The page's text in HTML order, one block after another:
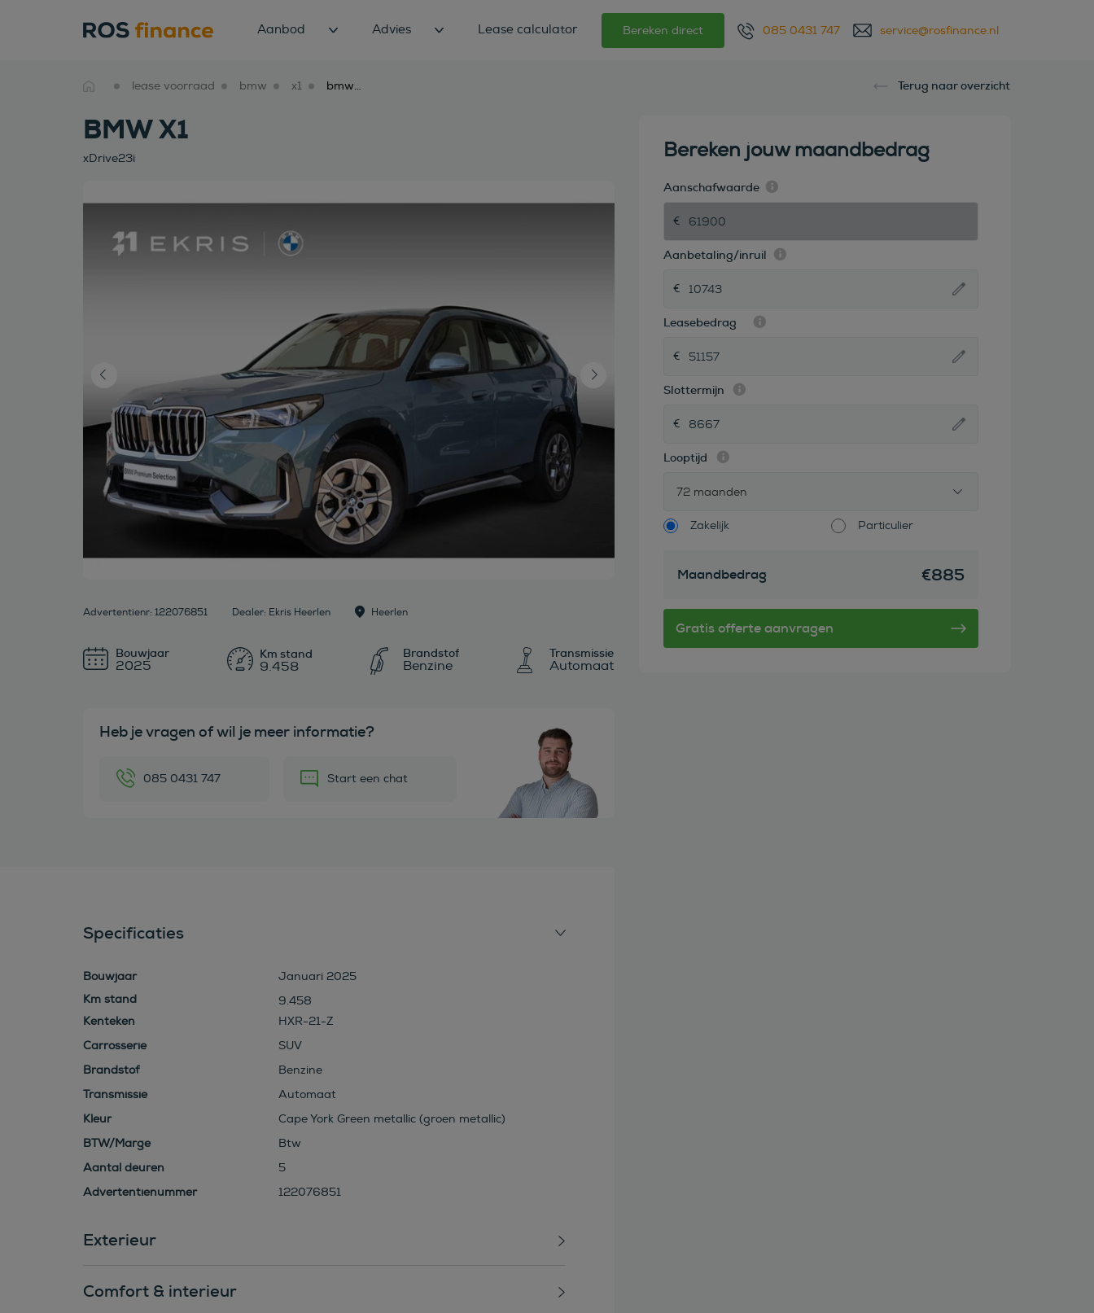
Aanbod Advies Lease calculator Bereken direct 085 0431 747 service@rosfinance.nl
lease voorraad bmw x1 bmw x1 xdrive23i Terug naar overzicht
BMW X1
xDrive23i
Advertentienr: 122076851 Dealer: Ekris Heerlen Heerlen
Bouwjaar
2025 9.458
Brandstof
Benzine
Transmissie
Automaat
Heb je vragen of wil je meer informatie?
085 0431 747 Start een chat
Specificaties
Bouwjaar
Januari 2025
9.458
Kenteken
HXR-21-Z
Carrosserie
SUV
Brandstof
Benzine
Transmissie
Automaat
Kleur
Cape York Green metallic (groen metallic)
BTW/Marge
Btw
Aantal deuren
5
Advertentienummer
122076851
Exterieur
Comfort & interieur
Bereken jouw maandbedrag
Aanschafwaarde
Aanbetaling/inruil
Leasebedrag
Slottermijn
Looptijd
72 maanden
Zakelijk Particulier
Maandbedrag €885